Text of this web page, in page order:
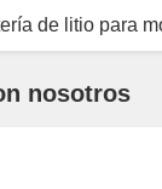
de litio para
nosotros